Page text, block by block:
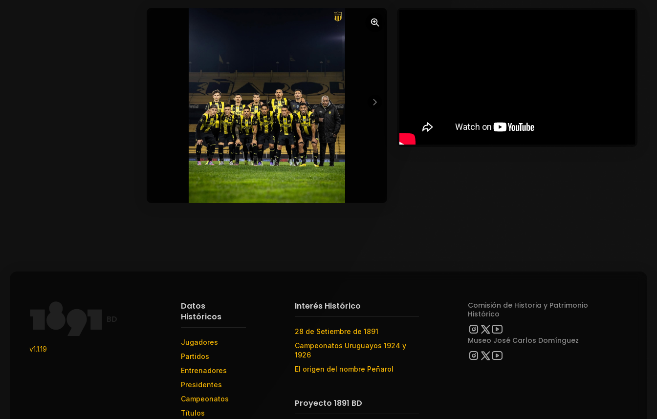
BD
v1.1.19
Datos
Históricos
Jugadores
Partidos
Entrenadores
Presidentes
Campeonatos
Títulos
Interés Histórico
28 de Setiembre de 1891
Campeonatos Uruguayos 1924 y
1926
El origen del nombre Peñarol
Proyecto 1891 BD
Comisión de Historia y Patrimonio
Histórico
Museo José Carlos Domínguez